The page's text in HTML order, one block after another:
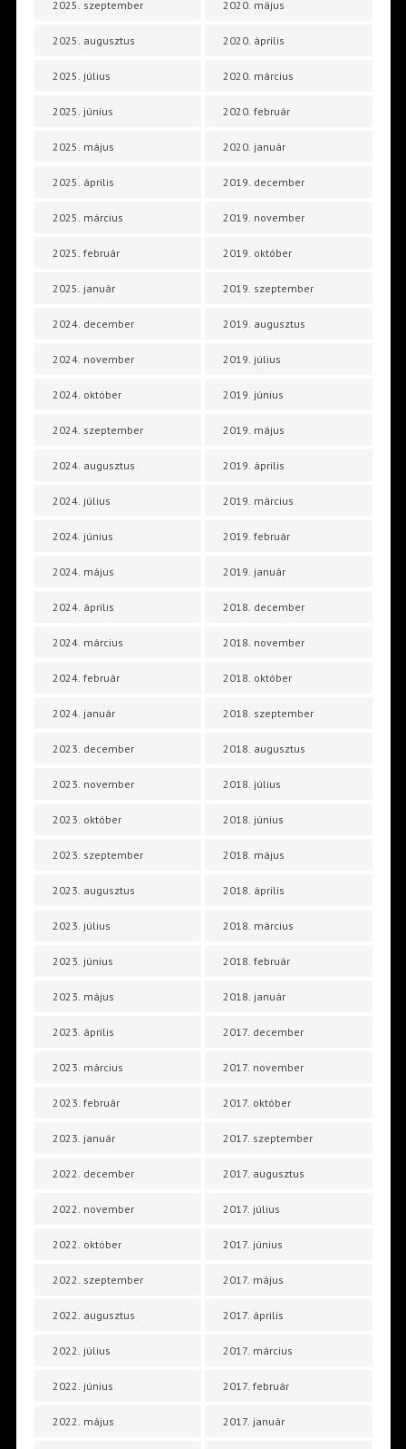
2025. szeptember
2025. augusztus
2025. július
2025. június
2025. május
2025. április
2025. március
2025. február
2025. január
2024. december
2024. november
2024. október
2024. szeptember
2024. augusztus
2024. július
2024. június
2024. május
2024. április
2024. március
2024. február
2024. január
2023. december
2023. november
2023. október
2023. szeptember
2023. augusztus
2023. július
2023. június
2023. május
2023. április
2023. március
2023. február
2023. január
2022. december
2022. november
2022. október
2022. szeptember
2022. augusztus
2022. július
2022. június
2022. május
2020. május
2020. április
2020. március
2020. február
2020. január
2019. december
2019. november
2019. október
2019. szeptember
2019. augusztus
2019. július
2019. június
2019. május
2019. április
2019. március
2019. február
2019. január
2018. december
2018. november
2018. október
2018. szeptember
2018. augusztus
2018. július
2018. június
2018. május
2018. április
2018. március
2018. február
2018. január
2017. december
2017. november
2017. október
2017. szeptember
2017. augusztus
2017. július
2017. június
2017. május
2017. április
2017. március
2017. február
2017. január